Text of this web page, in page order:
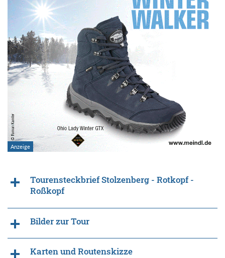
Tourensteckbrief Stolzenberg - Rotkopf -
Roßkopf
Bilder zur Tour
Karten und Routenskizze